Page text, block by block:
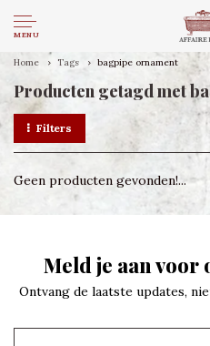
MENU
Home Tags bagpipe ornament
Producten getagd met
Filters
Geen producten gevonden!...
Meld je aan voor
Ontvang de laatste updates,